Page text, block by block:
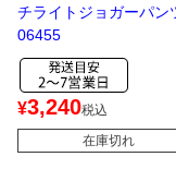
チライトジョガーパン
06455
¥3,240税込
在庫切れ